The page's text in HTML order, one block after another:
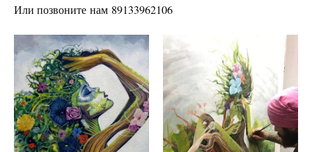
Или позвоните нам 89133962106